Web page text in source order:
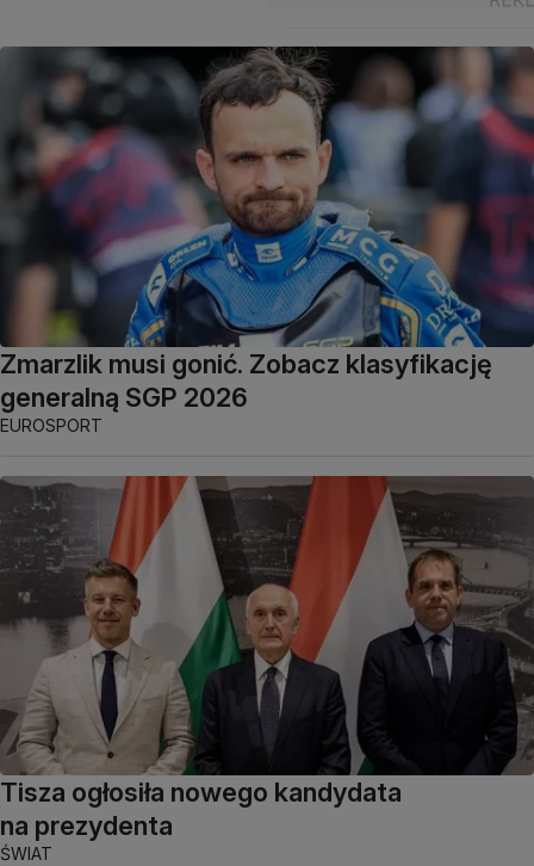
Zmarzlik musi gonić. Zobacz klasyfikację
generalną SGP 2026
EUROSPORT
Tisza ogłosiła nowego kandydata
na prezydenta
ŚWIAT